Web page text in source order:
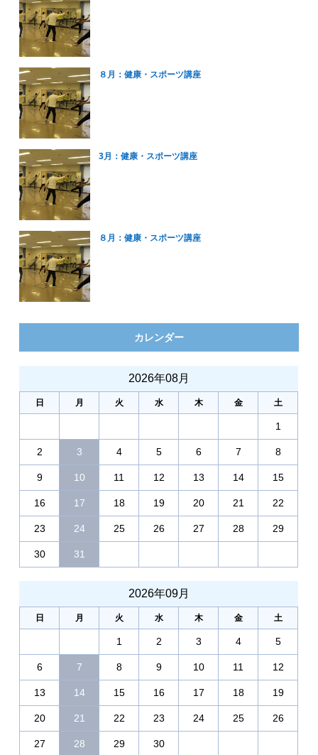
８月：健康・スポーツ講座
3月：健康・スポーツ講座
８月：健康・スポーツ講座
カレンダー
2026年08月
日 月 火 水 木 金 土
1
2 3 4 5 6 7 8
9 10 11 12 13 14 15
16 17 18 19 20 21 22
23 24 25 26 27 28 29
30 31
2026年09月
日 月 火 水 木 金 土
1 2 3 4 5
6 7 8 9 10 11 12
13 14 15 16 17 18 19
20 21 22 23 24 25 26
27 28 29 30